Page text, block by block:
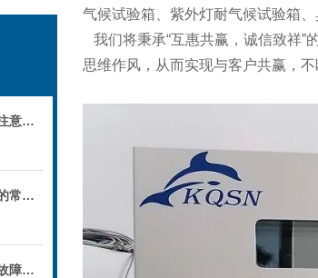
小动物培养光照培养箱的操作注意事项
怎么处理冷热冲击试验箱出现的常用故障？
非标定制高低温试验箱常见的故障及排除方式
气候试验箱、紫外灯耐气候试验箱
我们将秉承“互惠共赢，诚信致祥”
思维作风，从而实现与客户共赢，